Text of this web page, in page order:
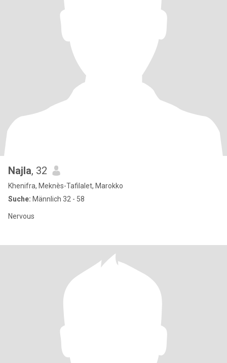
Najla, 32
Khenifra, Meknès-Tafilalet, Marokko
Suche: Männlich 32 - 58
Nervous